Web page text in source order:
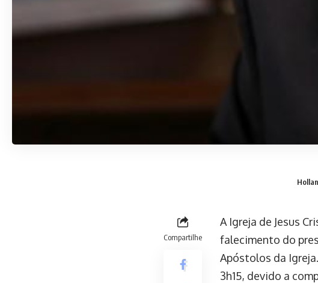
Compartilhe
A Igreja de Jesus
falecimento do
Apóstolos da
3h15, devido a